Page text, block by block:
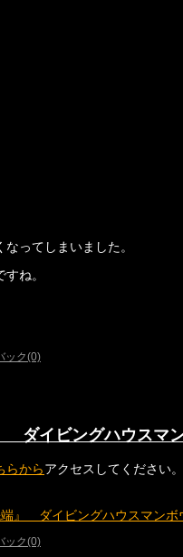
ってしまいました。
ね。
ック(0)
ダイビングハウスマ
らからアクセスしてください。
』 ダイビングハウスマンボ
ック(0)